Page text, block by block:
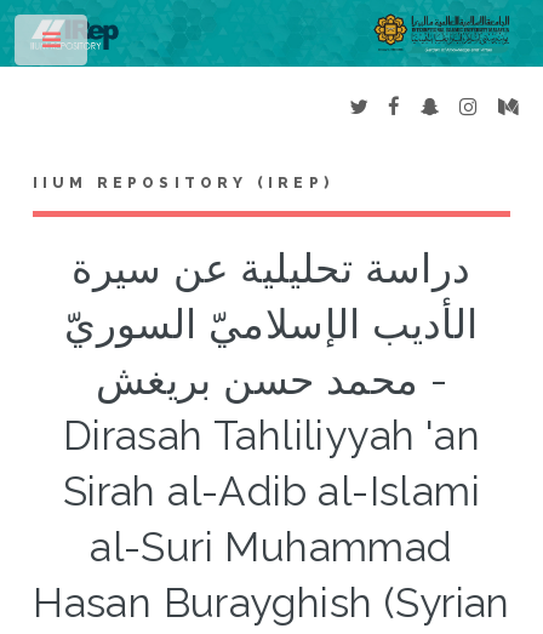
IIUM REPOSITORY (IREP)
دراسة تحليلية عن سيرة
الأديب الإسلاميّ السوريّ
محمد حسن بريغش -
Dirasah Tahliliyyah 'an
Sirah al-Adib al-Islami
al-Suri Muhammad
Hasan Burayghish (Syrian
Toggle